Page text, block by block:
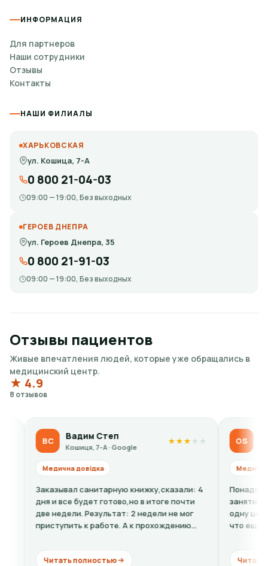
ИНФОРМАЦИЯ
Для партнеров
Наши сотрудники
Отзывы
Контакты
НАШИ ФИЛИАЛЫ
ХАРЬКОВСКАЯ
ул. Кошица, 7-А
0 800 21-04-03
09:00 — 19:00, Без выходных
ГЕРОЕВ ДНЕПРА
ул. Героев Днепра, 35
0 800 21-91-03
09:00 — 19:00, Без выходных
Отзывы пациентов
Живые впечатления людей, которые уже обращались в
медицинский центр.
★ 4.9
8 отзывов
Вадим Степ
Кошиця, 7-А · Google
★
Медична довідка
Заказывал санитарную книжку,сказали: 4
дня и все будет готово,но в итоге почти
две недели. Результат: 2 недели не мог
приступить к работе. А к прохождению
Читать полностью
OS Olga
Кошиця, 7-
Медична довідка
Понадобилась
занятиям
одну цену, по
что еще к
Читать